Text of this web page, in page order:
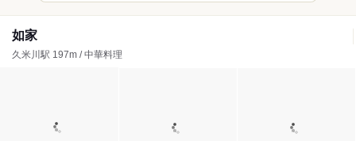
如家
久米川駅 197m / 中華料理